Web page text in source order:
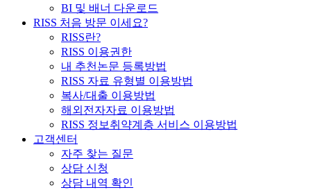
BI 및 배너 다운로드
RISS 처음 방문 이세요?
RISS란?
RISS 이용권한
내 추천논문 등록방법
RISS 자료 유형별 이용방법
복사/대출 이용방법
해외전자자료 이용방법
RISS 정보취약계층 서비스 이용방법
고객센터
자주 찾는 질문
상담 신청
상담 내역 확인